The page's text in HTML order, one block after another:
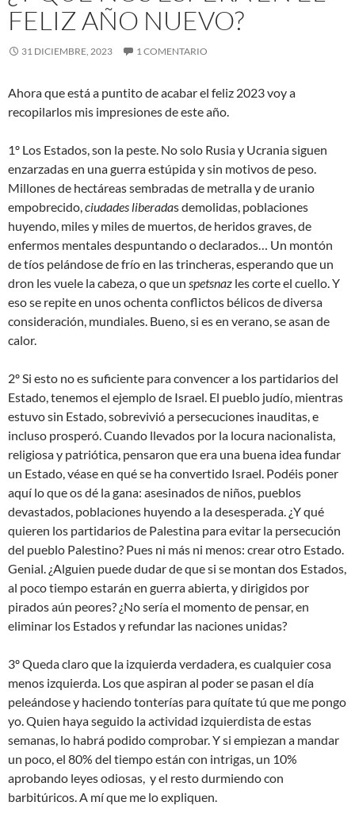
FELIZ AÑO NUEVO?
31 DICIEMBRE, 2023 1 COMENTARIO
Ahora que está a puntito de acabar el feliz 2023 voy a
recopilarlos mis impresiones de este año.
1º Los Estados, son la peste. No solo Rusia y Ucrania siguen
enzarzadas en una guerra estúpida y sin motivos de peso.
Millones de hectáreas sembradas de metralla y de uranio
empobrecido,ciudades liberadas demolidas, poblaciones
huyendo, miles y miles de muertos, de heridos graves, de
enfermos mentales despuntando o declarados… Un montón
de tíos pelándose de frío en las trincheras, esperando que un
dron les vuele la cabeza, o que un spetsnaz les corte el cuello. Y
eso se repite en unos ochenta conflictos bélicos de diversa
consideración, mundiales. Bueno, si es en verano, se asan de
calor.
2º Si esto no es suficiente para convencer a los partidarios del
Estado, tenemos el ejemplo de Israel. El pueblo judío, mientras
estuvo sin Estado, sobrevivió a persecuciones inauditas, e
incluso prosperó. Cuando llevados por la locura nacionalista,
religiosa y patriótica, pensaron que era una buena idea fundar
un Estado, véase en qué se ha convertido Israel. Podéis poner
aquí lo que os dé la gana: asesinados de niños, pueblos
devastados, poblaciones huyendo a la desesperada. ¿Y qué
quieren los partidarios de Palestina para evitar la persecución
del pueblo Palestino? Pues ni más ni menos: crear otro Estado.
Genial. ¿Alguien puede dudar de que si se montan dos Estados,
al poco tiempo estarán en guerra abierta, y dirigidos por
pirados aún peores? ¿No sería el momento de pensar, en
eliminar los Estados y refundar las naciones unidas?
3º Queda claro que la izquierda verdadera, es cualquier cosa
menos izquierda. Los que aspiran al poder se pasan el día
peleándose y haciendo tonterías para quítate tú que me pongo
yo. Quien haya seguido la actividad izquierdista de estas
semanas, lo habrá podido comprobar. Y si empiezan a mandar
un poco, el 80% del tiempo están con intrigas, un 10%
aprobando leyes odiosas, y el resto durmiendo con
barbitúricos. A mí que me lo expliquen.